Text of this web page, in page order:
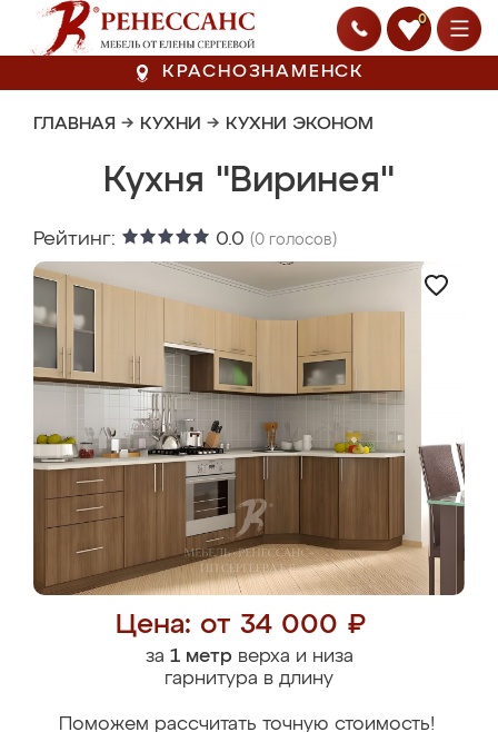
0
КРАСНОЗНАМЕНСК
ГЛАВНАЯ → КУХНИ → КУХНИ ЭКОНОМ
Кухня "Виринея"
Рейтинг: 0.0 (0 голосов)
Цена: от 34 000 ₽
за 1 метрверха и низа
гарнитура в длину
Поможем рассчитать точную стоимость!